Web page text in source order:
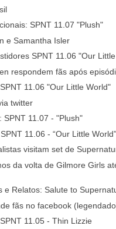
SPNT 11.07 "Plush"
e Samantha Isler
SPNT 11.06 "Our
respondem fãs após
11.06 "Our Little World"
twitter
SPNT 11.07 - "Plush"
11.06 - “Our Little World”
visitam set de
da volta de Gilmore Girls
e Relatos: Salute to
fãs no facebook
11.05 - Thin Lizzie